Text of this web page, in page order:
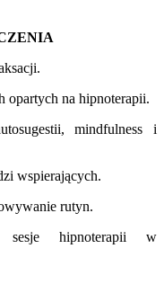
opartych na hipnoterapii.
mindfulness i
wspierających.
rutyn.
sesje hipnoterapii w